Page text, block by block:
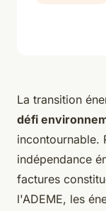
La transition
défi
incontournable.
indépendance
factures
l'ADEME, les